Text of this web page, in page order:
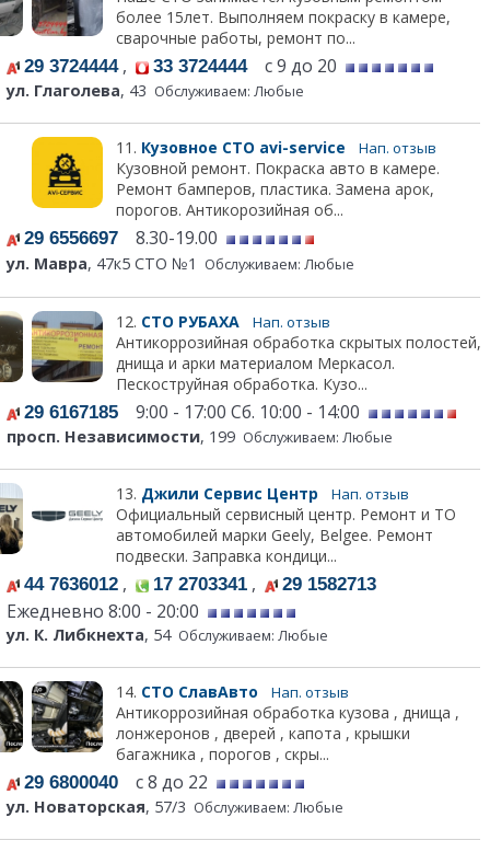
более 15лет. Выполняем покраску в камере,
сварочные работы, ремонт по...
29 3724444, 33 3724444с 9 до 20
ул. Глаголева, 43 Обслуживаем: Любые
11. Кузовное СТО avi-service Нап. отзыв
Кузовной ремонт. Покраска авто в камере.
Ремонт бамперов, пластика. Замена арок,
порогов. Антикорозийная об...
29 6556697 8.30-19.00
ул. Мавра, 47к5 СТО №1 Обслуживаем: Любые
12. СТО РУБАХА Нап. отзыв
Антикоррозийная обработка скрытых полостей,
днища и арки материалом Меркасол.
Пескоструйная обработка. Кузо...
29 6167185 9:00 - 17:00 Сб. 10:00 - 14:00
просп. Независимости, 199 Обслуживаем: Любые
13. Джили Сервис Центр Нап. отзыв
Официальный сервисный центр. Ремонт и ТО
автомобилей марки Geely, Belgee. Ремонт
подвески. Заправка кондици...
44 7636012 , 17 2703341 , 29 1582713
Ежедневно 8:00 - 20:00
ул. К. Либкнехта, 54 Обслуживаем: Любые
14. СТО СлавАвто Нап. отзыв
Антикоррозийная обработка кузова , днища ,
лонжеронов , дверей , капота , крышки
багажника , порогов , скры...
29 6800040 с 8 до 22
ул. Новаторская, 57/3 Обслуживаем: Любые